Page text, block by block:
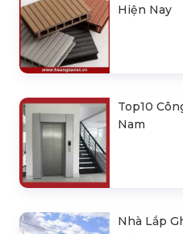
Hiện Nay
Top10
Nam
Nhà Lắp